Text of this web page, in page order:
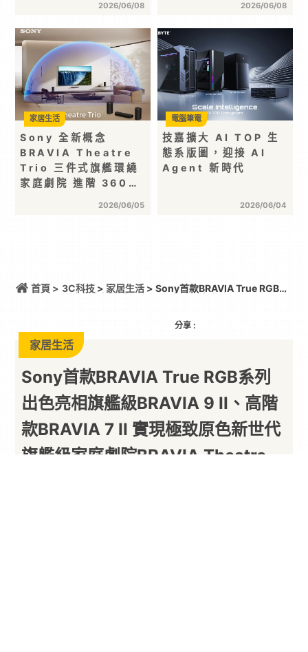
2026/06/08 2026/06/08
Sony 全新概念
BRAVIA Theatre
Trio 三件式旗艦環繞
家庭劇院 進階 360…
2026/06/05
家居生活
技嘉擴大 AI TOP 生
態系版圖，迎接 AI
Agent 新時代
2026/06/04
電腦筆電
首頁 > 3C科技> 家居生活> Sony首款BRAVIA True RGB系
分享 :
家居生活
Sony首款BRAVIA True RGB系列
出色亮相旗艦級BRAVIA 9 II、高階
款BRAVIA 7 II 實現極致原色新世代
旗艦級家庭劇院BRAVIA Theatre